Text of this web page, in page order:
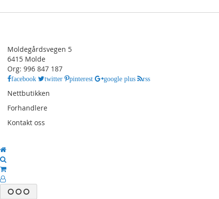
Moldegårdsvegen 5
6415 Molde
Org: 996 847 187
facebook twitter pinterest google plus rss
Nettbutikken
Forhandlere
Kontakt oss